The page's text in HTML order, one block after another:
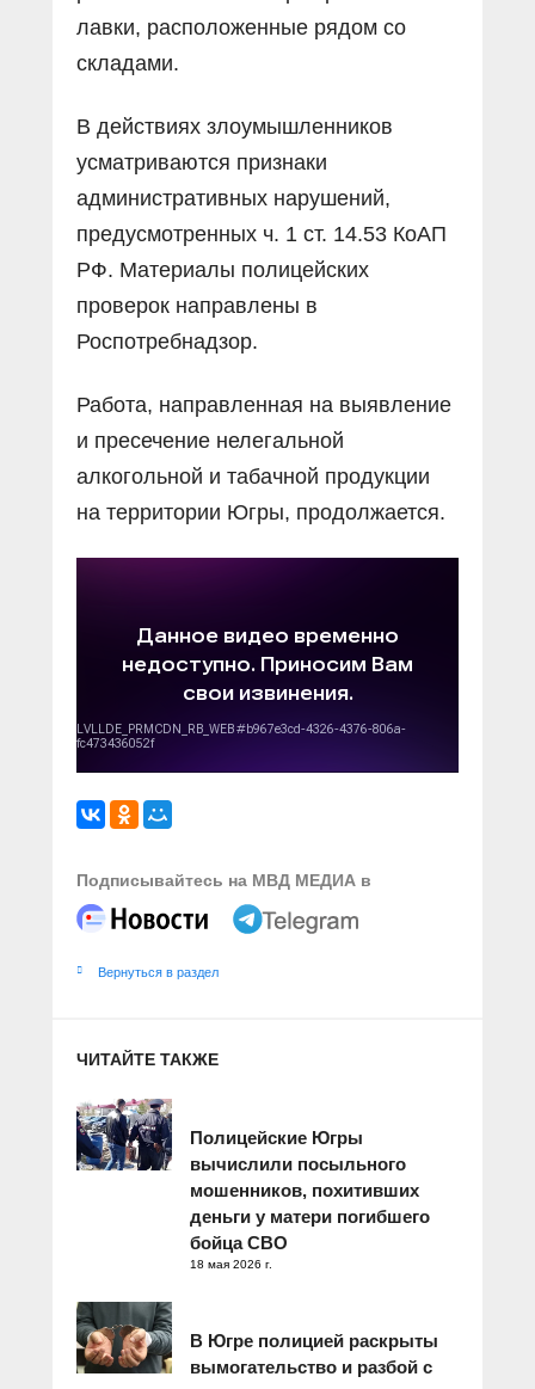
лавки, расположенные рядом со
складами.
В действиях злоумышленников
усматриваются признаки
административных нарушений,
предусмотренных ч. 1 ст. 14.53 КоАП
РФ. Материалы полицейских
проверок направлены в
Роспотребнадзор.
Работа, направленная на выявление
и пресечение нелегальной
алкогольной и табачной продукции
на территории Югры, продолжается.
Подписывайтесь на МВД МЕДИА в
Вернуться в раздел
ЧИТАЙТЕ ТАКЖЕ
Полицейские Югры
вычислили посыльного
мошенников, похитивших
деньги у матери погибшего
бойца СВО
18 мая 2026 г.
В Югре полицией раскрыты
вымогательство и разбой с